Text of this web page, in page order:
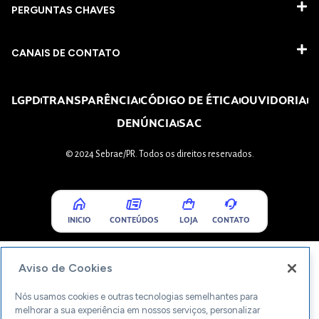
PERGUNTAS CHAVES​
CANAIS DE CONTATO
LGPDTRANSPARÊNCIACÓDIGO DE ÉTICAOUVIDORIA
DENÚNCIASAC
© 2024 Sebrae/PR. Todos os direitos reservados.
INICIO CONTEÚDOS LOJA CONTATO
Aviso de Cookies
Nós usamos cookies e outras tecnologias semelhantes para
melhorar a sua experiência em nossos serviços, personalizar